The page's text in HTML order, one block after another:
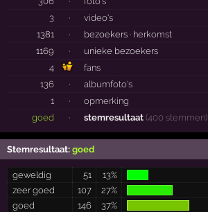
3
·
video's
1381
· bezoekers · herkomst
1169
·
unieke bezoekers
4
fans
136
·
albumfoto's
1
·
opmerking
goed
· stemresultaat (400 stemmen)
Stemresultaat:goed
geweldig 51
13%
zeer goed
107
27%
goed
146 37%